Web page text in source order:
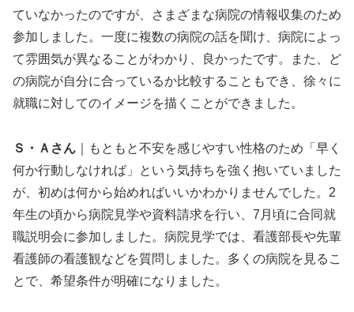
ていなかったのですが、さまざまな病院の情報収集のため
参加しました。一度に複数の病院の話を聞け、病院によっ
て雰囲気が異なることがわかり、良かったです。また、ど
の病院が自分に合っているか比較することもでき、徐々に
就職に対してのイメージを描くことができました。
Ｓ・Ａさん ｜もともと不安を感じやすい性格のため「早く
何か行動しなければ」という気持ちを強く抱いていました
が、初めは何から始めればいいかわかりませんでした。2
年生の頃から病院見学や資料請求を行い、7月頃に合同就
職説明会に参加しました。病院見学では、看護部長や先輩
看護師の看護観などを質問しました。多くの病院を見るこ
とで、希望条件が明確になりました。